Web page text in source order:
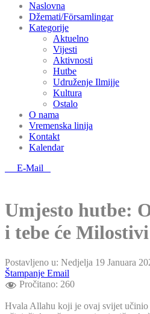
Naslovna
Džemati/Församlingar
Kategorije
Aktuelno
Vijesti
Aktivnosti
Hutbe
Udruženje Ilmijje
Kultura
Ostalo
O nama
Vremenska linija
Kontakt
Kalendar
E-Mail
Umjesto hutbe:
i tebe će
Postavljeno u: Nedjelja 19 Januara
Štampanje Email
Pročitano: 260
Hvala Allahu koji je ovaj svijet učinio